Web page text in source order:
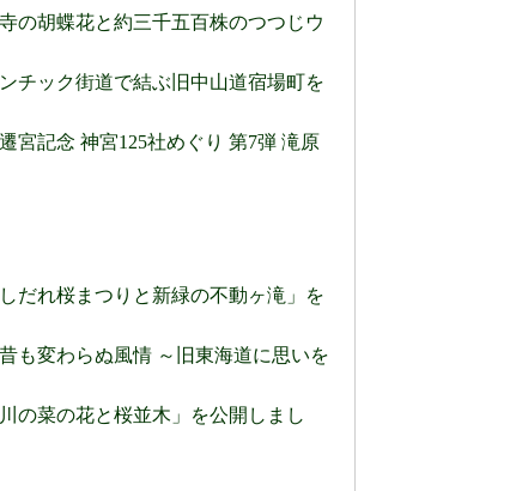
胡蝶花と約三千五百株のつつじウ
ック街道で結ぶ旧中山道宿場町を
記念 神宮125社めぐり 第7弾 滝原
れ桜まつりと新緑の不動ヶ滝」を
変わらぬ風情 ～旧東海道に思いを
菜の花と桜並木」を公開しまし